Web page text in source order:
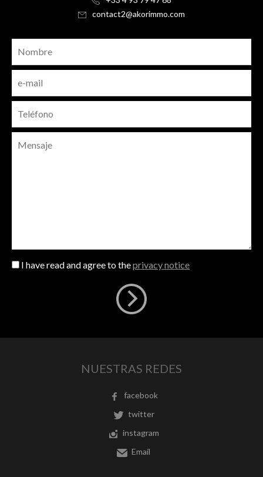
contact2@akorimmo.com
I have read and agree to theprivacy notice
NUESTRAS REDES
facebook
twitter
instagram
Email